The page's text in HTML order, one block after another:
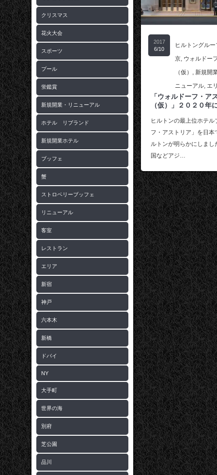
クリスマス
花火大会
スポーツ
プール
蛍鑑賞
新規開業・リニューアル
ホテル リブランド
新規開業ホテル
ブッフェ
蟹
ストロベリーブッフェ
リニューアル
客室
レストラン
エリア
新宿
神戸
六本木
新橋
ドバイ
NY
大手町
世界の海
別府
芝公園
品川
2017
6/10
ヒルトングルー
京, ウォルドー
（仮） , 新規開
ニューアル, エ
「ウォルドーフ・ア
（仮）」２０２０年
ヒルトンの最上位ホテ
フ・アストリア」を日
ルトンが明らかにしま
国などアジ…